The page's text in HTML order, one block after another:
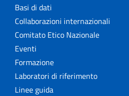
Basi di dati
Collaborazioni internazionali
Comitato Etico Nazionale
Eventi
Formazione
Laboratori di riferimento
Linee guida